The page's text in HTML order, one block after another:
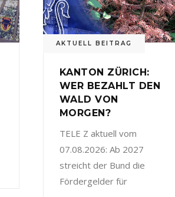
AKTUELL BEITRAG
KANTON ZÜRICH:
WER BEZAHLT DEN
WALD VON
MORGEN?
TELE Z aktuell vom
07.08.2026: Ab 2027
streicht der Bund die
Fördergelder für